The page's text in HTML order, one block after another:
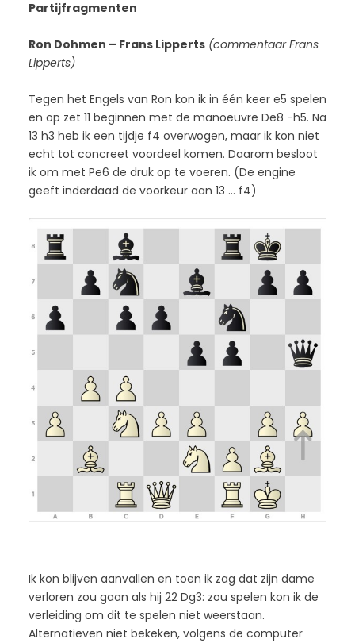
Partijfragmenten
Ron Dohmen – Frans Lipperts (commentaar Frans
Lipperts)
Tegen het Engels van Ron kon ik in één keer e5 spelen
en op zet 11 beginnen met de manoeuvre De8 -h5. Na
13 h3 heb ik een tijdje f4 overwogen, maar ik kon niet
echt tot concreet voordeel komen. Daarom besloot
ik om met Pe6 de druk op te voeren. (De engine
geeft inderdaad de voorkeur aan 13 … f4)
Ik kon blijven aanvallen en toen ik zag dat zijn dame
verloren zou gaan als hij 22 Dg3: zou spelen kon ik de
verleiding om dit te spelen niet weerstaan.
Alternatieven niet bekeken, volgens de computer